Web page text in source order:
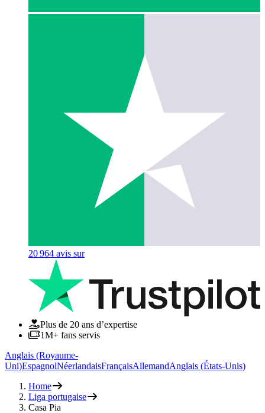
20 964 avis sur
Plus de 20 ans d’expertise
1M+ fans servis
Anglais (Royaume-
Uni)EspagnolNéerlandaisFrançaisAllemandAnglais (États-Unis)
Home
Liga portugaise
Casa Pia